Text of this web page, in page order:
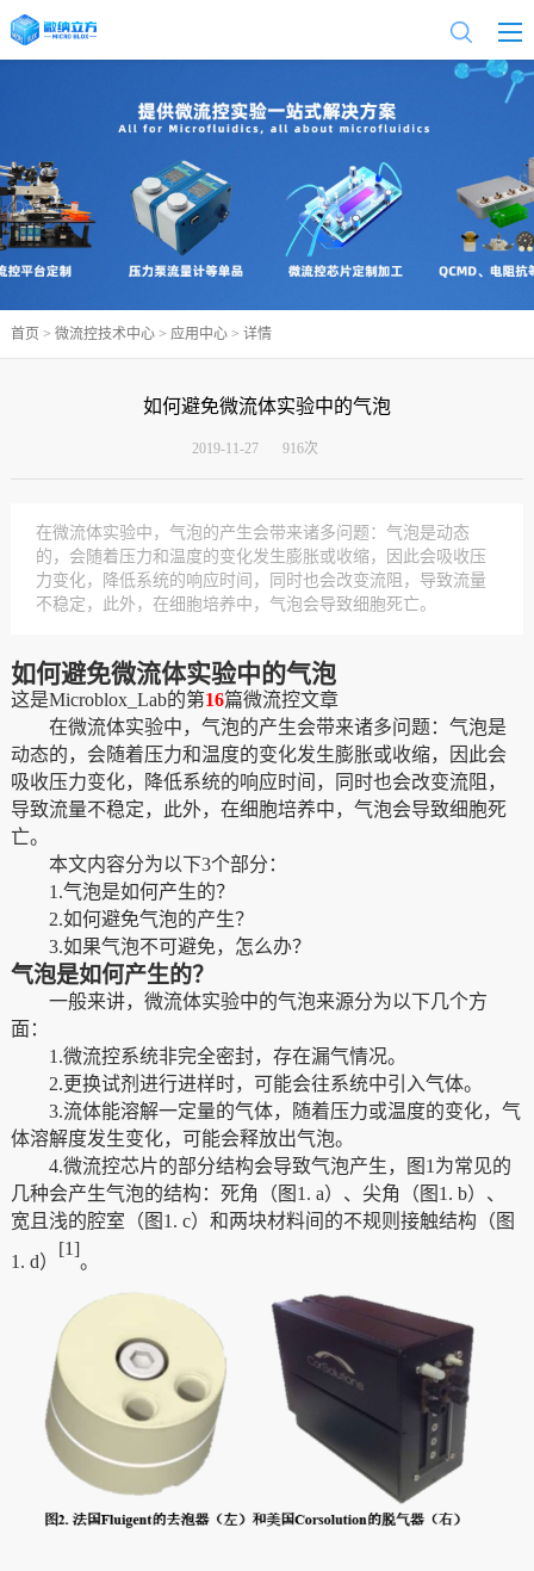
首页 > 微流控技术中心> 应用中心> 详情
如何避免微流体实验中的气泡
2019-11-27 916次
在微流体实验中，气泡的产生会带来诸多问题：气泡是动态
的，会随着压力和温度的变化发生膨胀或收缩，因此会吸收压
力变化，降低系统的响应时间，同时也会改变流阻，导致流量
不稳定，此外，在细胞培养中，气泡会导致细胞死亡。
如何避免微流体实验中的气泡
这是Microblox_Lab的第16篇微流控文章
在微流体实验中，气泡的产生会带来诸多问题： 气泡是
动态的，会随着压力和温度的变化发生膨胀或收缩，因此会
吸收压力变化，降低系统的响应时间，同时也会改变流阻，
导致流量不稳定，此外，在细胞培养中，气泡会导致细胞死
亡。
本文内容分为以下3个部分：
1 .气泡是如何产生的？
2.如何避免气泡的产生？
3.如果气泡不可避免，怎么办？
气泡是如何产生的？
一般来讲， 微流体实验中的气泡来源分为以下几个方
面 ：
1 .微流控系统非完全密封， 存在漏气情况。
2.更换试剂进行进样时，可能会往系统中引入气体。
3.流体能溶解一定量的气体， 随着压力或温度的变化， 气
体溶解度发生变化， 可能会释放出气泡。
4.微流控芯片的部分结构会导致气泡产生，图 1为常见的
几种会产生气泡的结构：死角（图1 . a）、尖角（图1 . b）、
宽且浅的腔室（图1 . c）和两块材料间的不规则接触结构（图
1 . d）
[1]
。